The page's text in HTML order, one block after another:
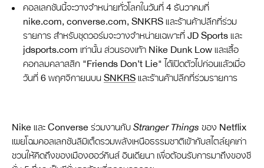
คอลเลกชันนี้จะวางจำหน่ายทั่วโลกในวันที่ 4 ธันวาคมที่
nike.com, converse.com, SNKRS และร้านค้าปลีกที่ร่วม
รายการ สำหรับชุดวอร์มจะวางจำหน่ายเฉพาะที่ JD Sports และ
jdsports.com เท่านั้น ส่วนรองเท้า Nike Dunk Low และเสื้อ
คอกลมคลาสสิก "Friends Don’t Lie" ได้เปิดตัวไปก่อนแล้วเมื่อ
วันที่ 6 พฤศจิกายนบน SNKRS และร้านค้าปลีกที่ร่วมรายการ
Nike และ Converse ร่วมงานกับ Stranger Things ของ Netflix
เผยโฉมคอลเลกชันลิมิเต็ดรวมพลังเหนือธรรมชาติเข้ากับสไตล์ยุคเก่า
ชวนให้คิดถึงของเมืองฮอว์กินส์ อินเดียนา เพื่อต้อนรับการมาถึงของซี